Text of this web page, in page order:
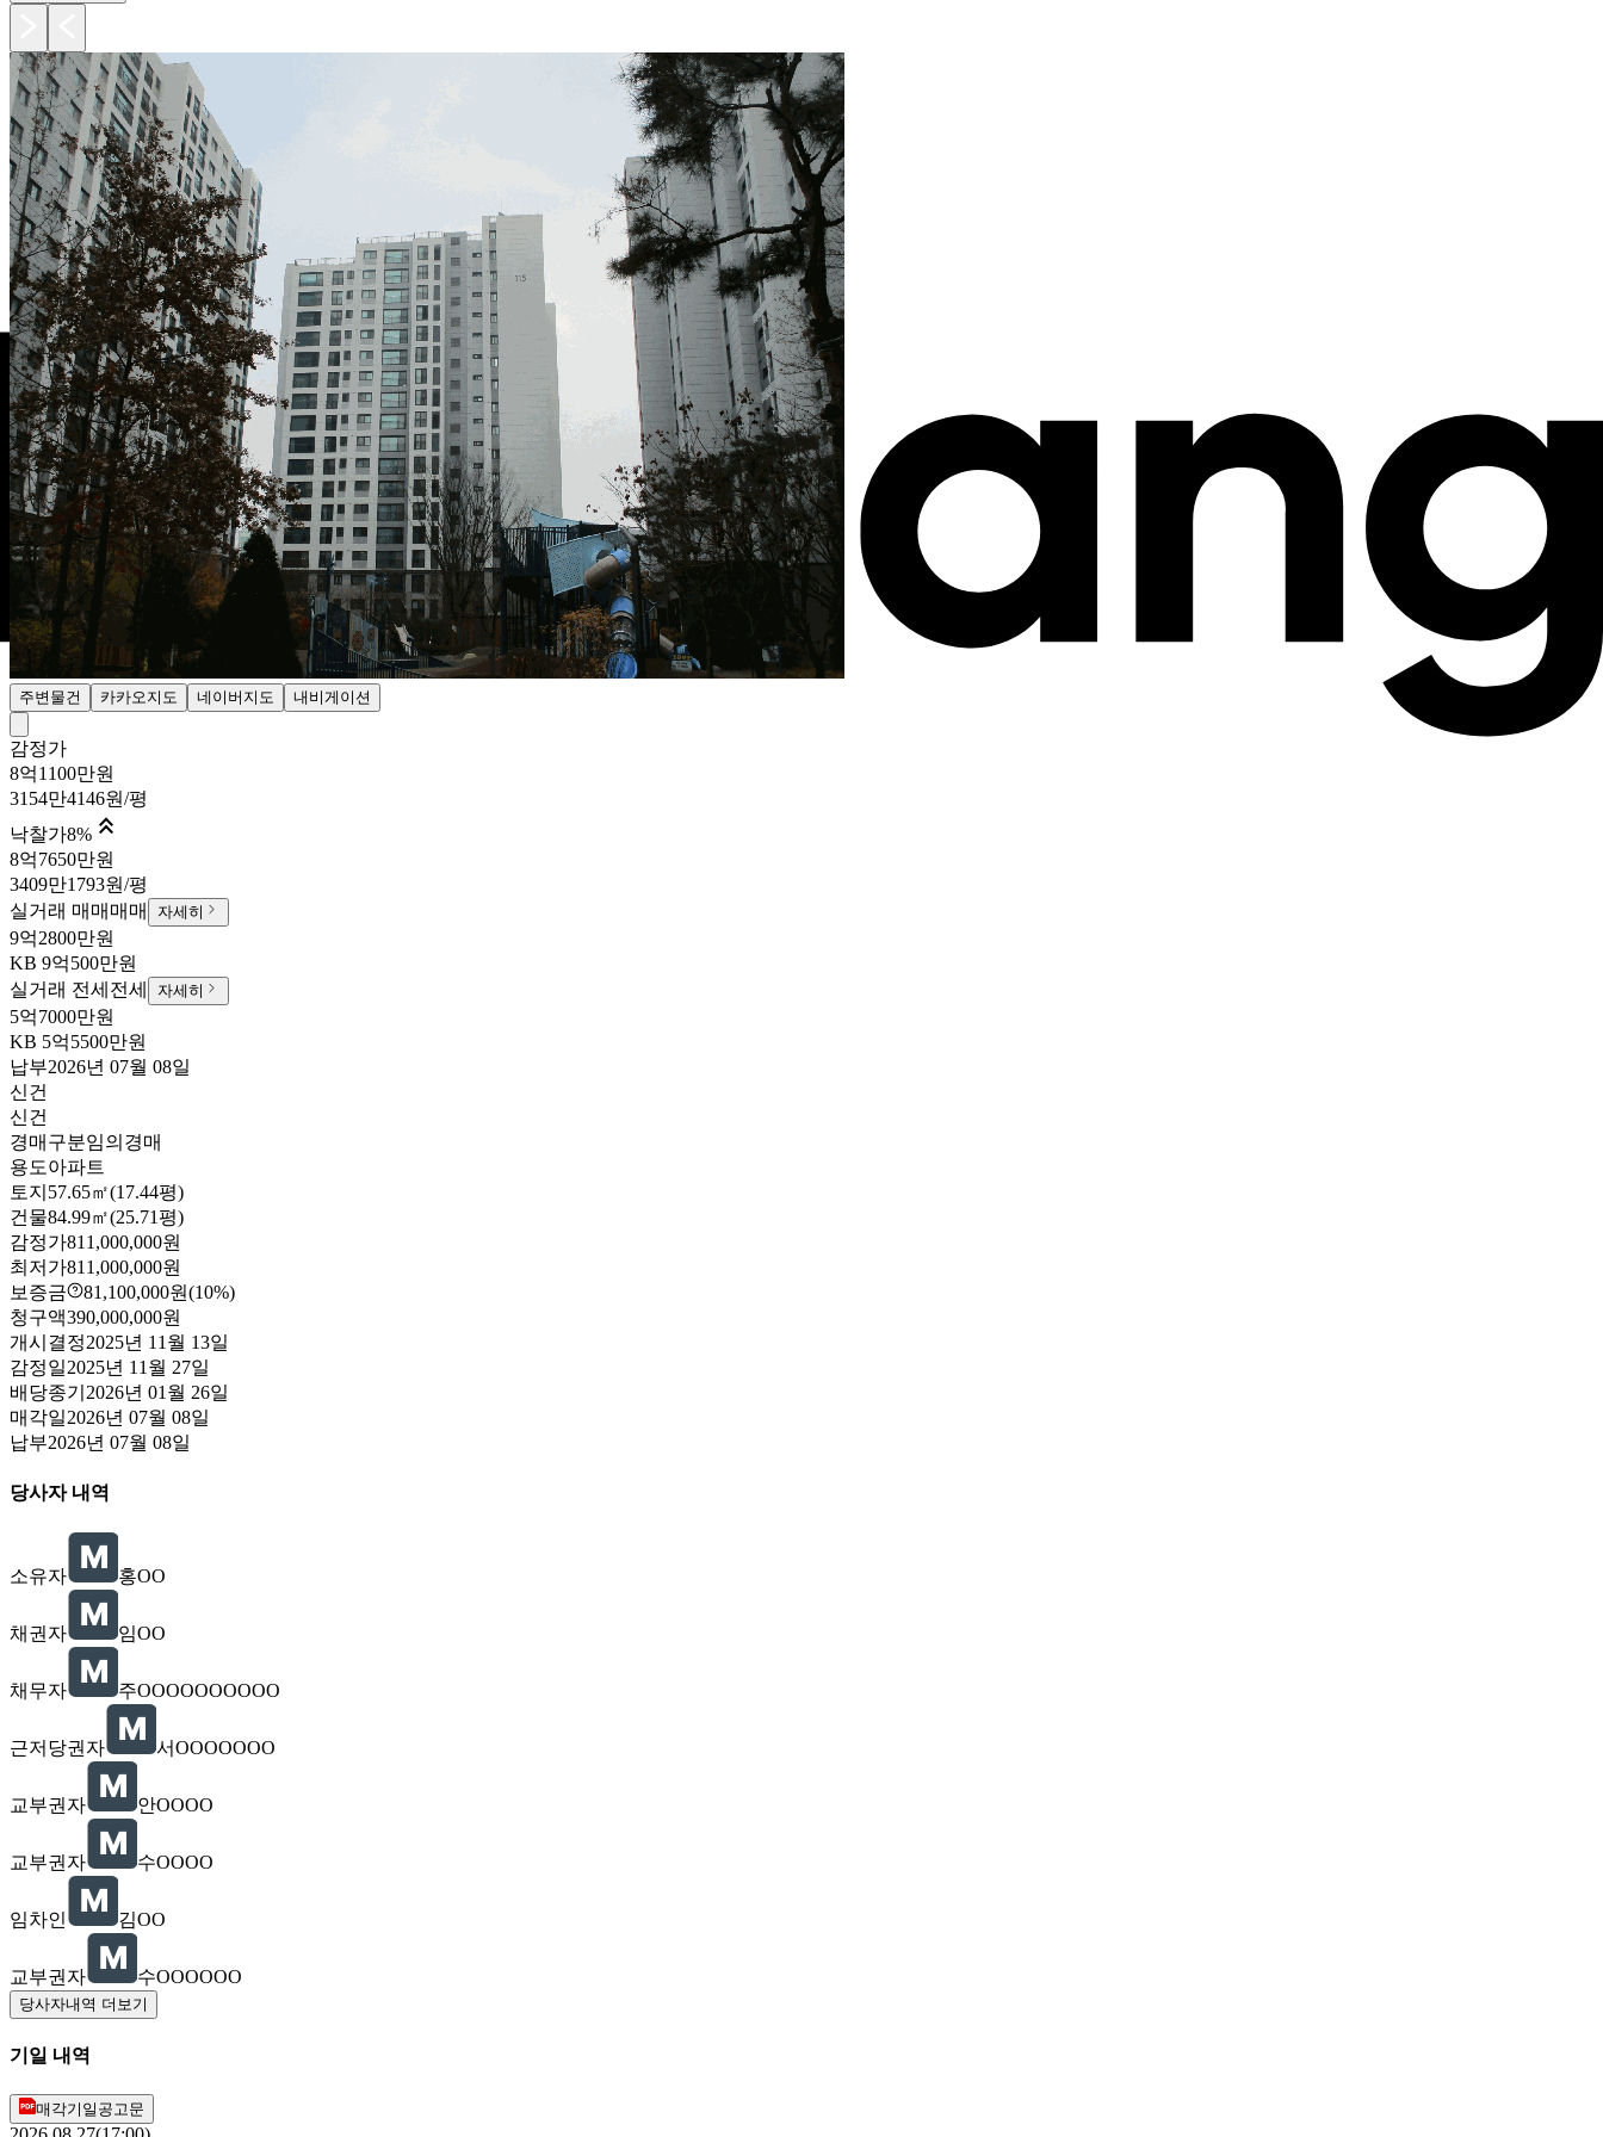
주변물건 카카오지도 네이버지도 내비게이션
감정가
8억1100만원
3154만4146원/평
낙찰가8% 
8억7650만원
3409만1793원/평
실거래 매매 매매 자세히
9억2800만원
KB 9억500만원
실거래 전세 전세 자세히
5억7000만원
KB 5억5500만원
납부2026년 07월 08일
신건
신건
경매구분임의경매
용도아파트
토지 57.65㎡(17.44평)
건물84.99㎡(25.71평)
감정가811,000,000원
최저가811,000,000원
보증금
81,100,000원(10%)
청구액390,000,000원
개시결정2025년 11월 13일
감정일2025년 11월 27일
배당종기 2026년 01월 26일
매각일2026년 07월 08일
납부2026년 07월 08일
당사자 내역
소유자 홍OO
채권자 임OO
채무자 주OOOOOOOOOO
근저당권자 서OOOOOOO
교부권자 안OOOO
교부권자 수OOOO
임차인 김OO
교부권자 수OOOOOO
당사자내역 더보기
기일 내역
매각기일공고문